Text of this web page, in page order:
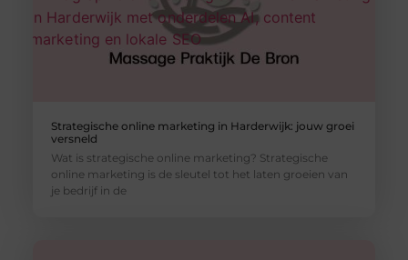
Strategische online marketing in Harderwijk: jouw groei
versneld
Wat is strategische online marketing? Strategische
online marketing is de sleutel tot het laten groeien van
je bedrijf in de